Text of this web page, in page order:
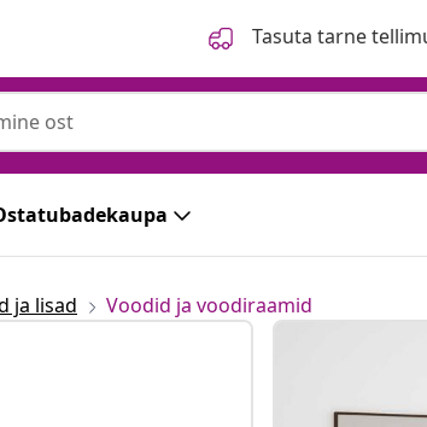
Tasuta tarne
ja lisad Voodid ja voodiraamid